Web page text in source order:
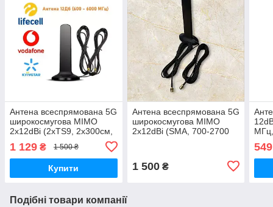
Антена всеспрямована 5G
широкосмугова MIMO
2x12dBi (2xTS9, 2х300см,
1 129 ₴ 1 500 ₴
Купити
Антена всеспрямована 5G
широкосмугова MIMO
2x12dBi (SMA, 700-2700
1 500₴
549
Подібні товари компанії